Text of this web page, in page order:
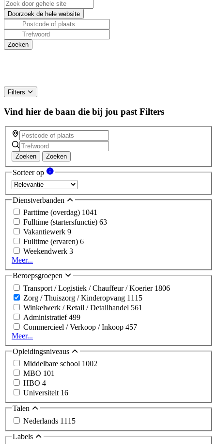
Filters
Vind hier de baan die bij jou past Filters
Zoeken Zoeken
Sorteer op
Dienstverbanden
Parttime (overdag) 1041
Fulltime (startersfunctie) 63
Vakantiewerk 9
Fulltime (ervaren) 6
Weekendwerk 3
Meer...
Beroepsgroepen
Transport / Logistiek / Chauffeur / Koerier 1806
Zorg / Thuiszorg / Kinderopvang 1115
Winkelwerk / Retail / Detailhandel 561
Administratief499
Commercieel / Verkoop / Inkoop 457
Meer...
Opleidingsniveaus
Middelbare school 1002
MBO 101
HBO 4
Universiteit 16
Talen
Nederlands 1115
Labels